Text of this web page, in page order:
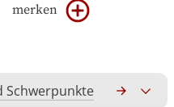
merken
Schwerpunkte